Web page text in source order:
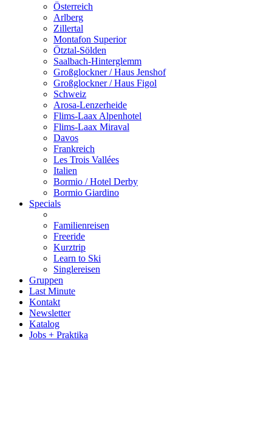
Österreich
Arlberg
Zillertal
Montafon Superior
Ötztal-Sölden
Saalbach-Hinterglemm
Großglockner / Haus Jenshof
Großglockner / Haus Figol
Schweiz
Arosa-Lenzerheide
Flims-Laax Alpenhotel
Flims-Laax Miraval
Davos
Frankreich
Les Trois Vallées
Italien
Bormio / Hotel Derby
Bormio Giardino
Specials
Familienreisen
Freeride
Kurztrip
Learn to Ski
Singlereisen
Gruppen
Last Minute
Kontakt
Newsletter
Katalog
Jobs + Praktika